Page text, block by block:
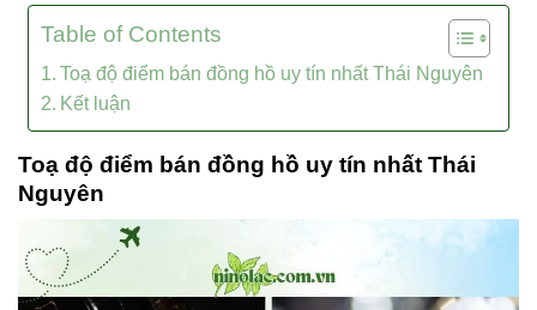
Table of Contents
Toạ độ điểm bán đồng hồ uy tín nhất Thái Nguyên
Kết luận
Toạ độ điểm bán đồng hồ uy tín nhất Thái
Nguyên